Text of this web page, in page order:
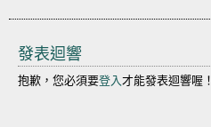
發表迴響
抱歉，您必須要登入才能發表迴響喔！